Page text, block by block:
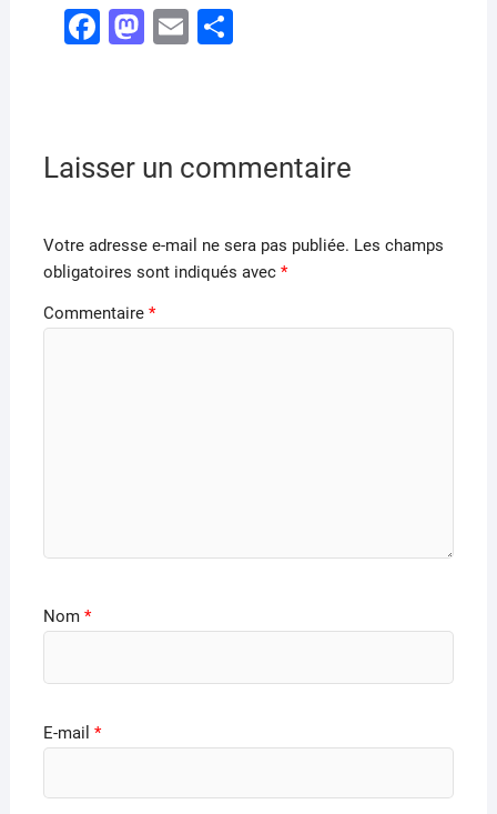
F
b
o
k
M
d
n
E P
er
Laisser un commentaire
Votre adresse e-mail ne sera pas publiée. Les champs
obligatoires sont indiqués avec *
Commentaire *
Nom *
E-mail *